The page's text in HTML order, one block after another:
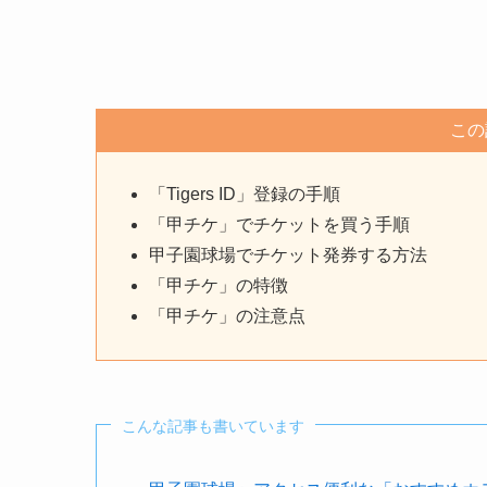
こ
「Tigers ID」登録の手順
「甲チケ」でチケットを買う手順
甲子園球場でチケット発券する方法
「甲チケ」の特徴
「甲チケ」の注意点
こんな記事も書いています